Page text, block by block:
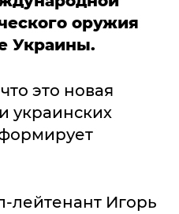
оружия
Украины.
это новая
украинских
лейтенант Игорь